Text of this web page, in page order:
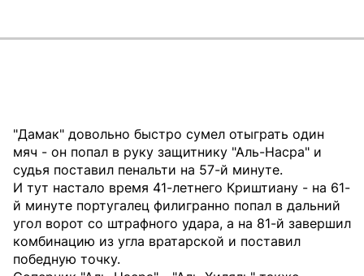
"Дамак" довольно быстро сумел отыграть один
мяч - он попал в руку защитнику "Аль-Насра" и
судья поставил пенальти на 57-й минуте.
И тут настало время 41-летнего Криштиану - на 61-
й минуте португалец филигранно попал в дальний
угол ворот со штрафного удара, а на 81-й завершил
комбинацию из угла вратарской и поставил
победную точку.